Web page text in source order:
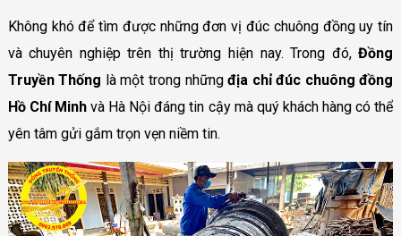
Không khó để tìm được những đơn vị đúc chuông đồng uy tín
và chuyên nghiệp trên thị trường hiện nay. Trong đó,Đồng
Truyền Thống là một trong nhữngđịa chỉ đúc chuông đồng
Hồ Chí Minh và Hà Nội đáng tin cậy mà quý khách hàng có thể
yên tâm gửi gắm trọn vẹn niềm tin.